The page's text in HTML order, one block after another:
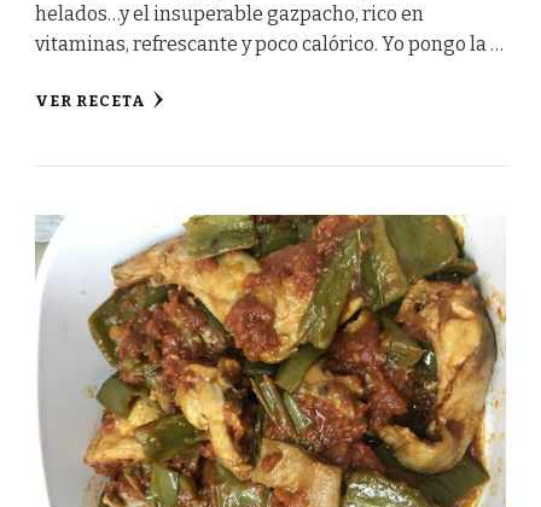
helados…y el insuperable gazpacho, rico en
vitaminas, refrescante y poco calórico. Yo pongo la …
VER RECETA